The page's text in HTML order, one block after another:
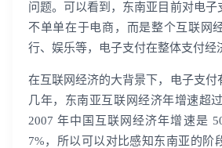
问题。可以看到，东南亚目前对电子
不单单在于电商，而是整个互联网
行、娱乐等，电子支付在整体支付经
在互联网经济的大背景下，电子支付
几年，东南亚互联网经济年增速超
2007 年中国互联网经济年增速是
7%，所以可以对比感知东南亚的阶